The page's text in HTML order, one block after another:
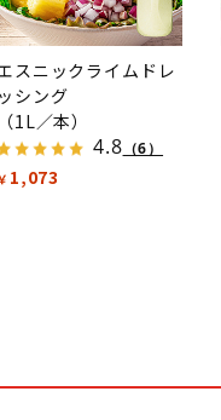
スニックライムドレ
ッシング
（1L／本）
4.8 （6）
1,073